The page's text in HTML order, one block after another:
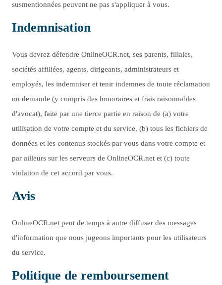
susmentionnées peuvent ne pas s'appliquer à vous.
Indemnisation
Vous devrez défendre OnlineOCR.net, ses parents, filiales,
sociétés affiliées, agents, dirigeants, administrateurs et
employés, les indemniser et tenir indemnes de toute réclamation
ou demande (y compris des honoraires et frais raisonnables
d'avocat), faite par une tierce partie en raison de (a) votre
utilisation de votre compte et du service, (b) tous les fichiers de
données et les contenus stockés par vous dans votre compte et
par ailleurs sur les serveurs de OnlineOCR.net et (c) toute
violation de cet accord par vous.
Avis
OnlineOCR.net peut de temps à autre diffuser des messages
d'information que nous jugeons importants pour les utilisateurs
du service.
Politique de remboursement